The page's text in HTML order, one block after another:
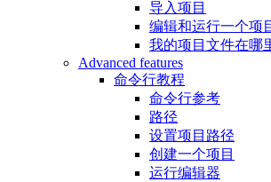
导入项目
编辑和运行一个项
我的项目文件在哪
Advanced features
命令行教程
命令行参考
路径
设置项目路径
创建一个项目
运行编辑器